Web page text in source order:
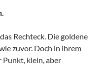
Rechteck. Die goldene
zuvor. Doch in ihrem
klein, aber